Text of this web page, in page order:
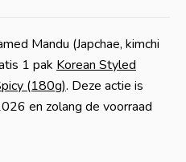
Mandu (Japchae, kimchi
1 pak Korean Styled
(180g). Deze actie is
en zolang de voorraad